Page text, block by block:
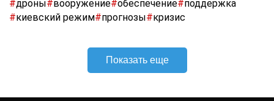
#дроны#вооружение#обеспечение#поддержка
#киевский режим#прогнозы#кризис
Показать еще